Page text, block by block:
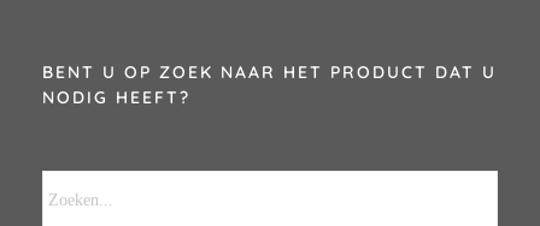
BENT U OP ZOEK NAAR HET PRODUCT DAT U
NODIG HEEFT?